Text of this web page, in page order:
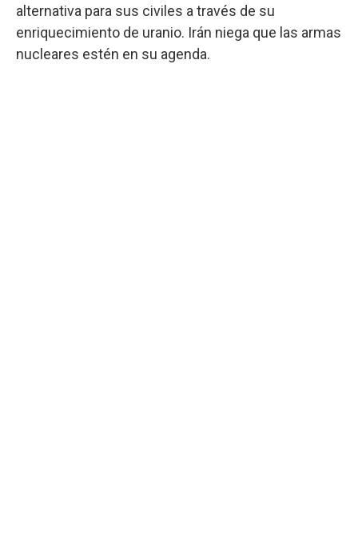
alternativa para sus civiles a través de su
enriquecimiento de uranio. Irán niega que las armas
nucleares estén en su agenda.